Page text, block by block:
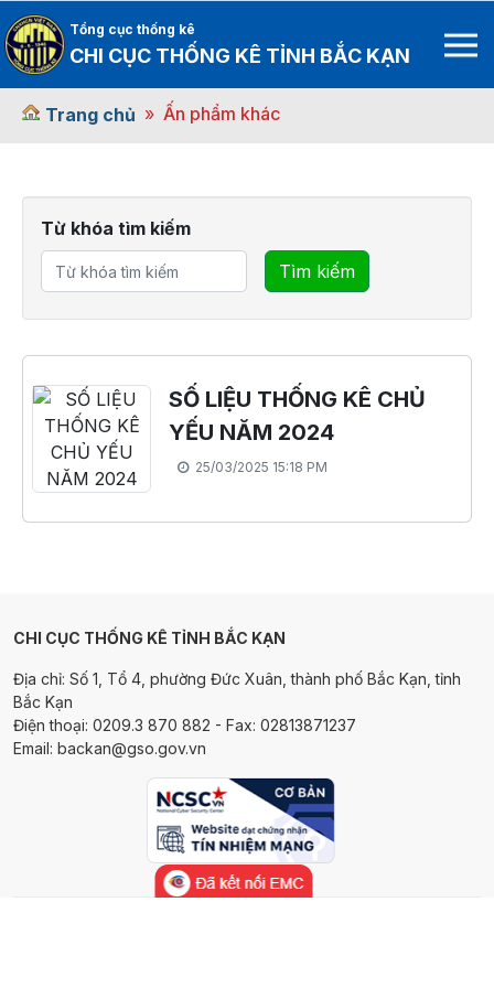
Tổng cục thống kê
CHI CỤC THỐNG KÊ TỈNH BẮC KẠN
Trang chủ Ấn phẩm khác
Từ khóa tìm kiếm
Tìm kiếm
SỐ LIỆU THỐNG KÊ CHỦ
YẾU NĂM 2024
25/03/2025 15:18 PM
CHI CỤC THỐNG KÊ TỈNH BẮC KẠN
Địa chỉ: Số 1, Tổ 4, phường Đức Xuân, thành phố Bắc Kạn, tỉnh
Bắc Kạn
Điện thoại: 0209.3 870 882 - Fax: 02813871237
Email: backan@gso.gov.vn